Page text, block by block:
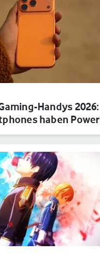
Handys 2026:
haben Power